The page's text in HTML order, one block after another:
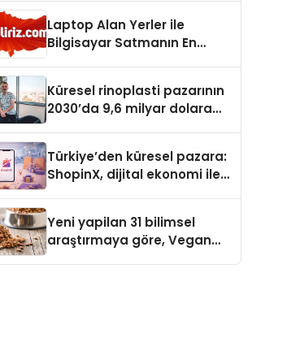
Laptop Alan Yerler ile
Bilgisayar Satmanın En
Küresel rinoplasti pazarının
2030’da 9,6 milyar dolara
Türkiye’den küresel pazara:
ShopinX, dijital ekonomi ile
Yeni yapilan 31 bilimsel
araştırmaya göre, Vegan